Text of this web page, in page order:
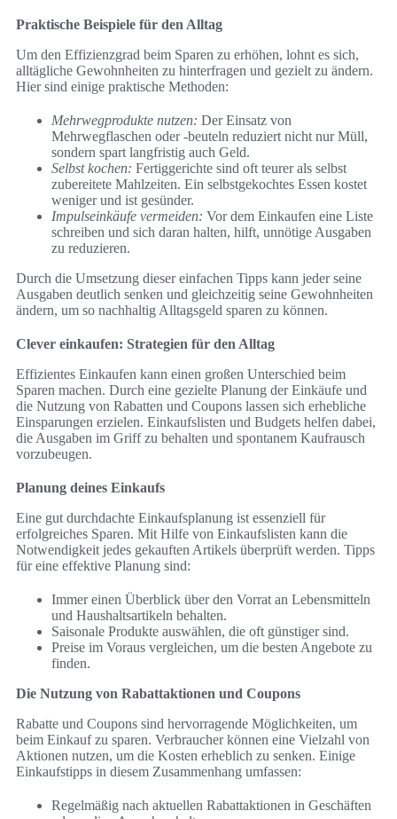
Praktische Beispiele für den Alltag
Um den Effizienzgrad beim Sparen zu erhöhen, lohnt es sich,
alltägliche Gewohnheiten zu hinterfragen und gezielt zu ändern.
Hier sind einige praktische Methoden:
Mehrwegprodukte nutzen: Der Einsatz von
Mehrwegflaschen oder -beuteln reduziert nicht nur Müll,
sondern spart langfristig auch Geld.
Selbst kochen: Fertiggerichte sind oft teurer als selbst
zubereitete Mahlzeiten. Ein selbstgekochtes Essen kostet
weniger und ist gesünder.
Impulseinkäufe vermeiden: Vor dem Einkaufen eine Liste
schreiben und sich daran halten, hilft, unnötige Ausgaben
zu reduzieren.
Durch die Umsetzung dieser einfachen Tipps kann jeder seine
Ausgaben deutlich senken und gleichzeitig seine Gewohnheiten
ändern, um so nachhaltig Alltagsgeld sparen zu können.
Clever einkaufen: Strategien für den Alltag
Effizientes Einkaufen kann einen großen Unterschied beim
Sparen machen. Durch eine gezielte Planung der Einkäufe und
die Nutzung von Rabatten und Coupons lassen sich erhebliche
Einsparungen erzielen. Einkaufslisten und Budgets helfen dabei,
die Ausgaben im Griff zu behalten und spontanem Kaufrausch
vorzubeugen.
Planung deines Einkaufs
Eine gut durchdachte Einkaufsplanung ist essenziell für
erfolgreiches Sparen. Mit Hilfe von Einkaufslisten kann die
Notwendigkeit jedes gekauften Artikels überprüft werden. Tipps
für eine effektive Planung sind:
Immer einen Überblick über den Vorrat an Lebensmitteln
und Haushaltsartikeln behalten.
Saisonale Produkte auswählen, die oft günstiger sind.
Preise im Voraus vergleichen, um die besten Angebote zu
finden.
Die Nutzung von Rabattaktionen und Coupons
Rabatte und Coupons sind hervorragende Möglichkeiten, um
beim Einkauf zu sparen. Verbraucher können eine Vielzahl von
Aktionen nutzen, um die Kosten erheblich zu senken. Einige
Einkaufstipps in diesem Zusammenhang umfassen:
Regelmäßig nach aktuellen Rabattaktionen in Geschäften